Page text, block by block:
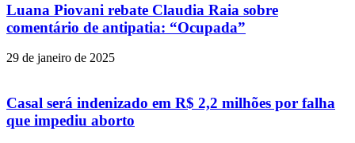
Luana Piovani rebate Claudia Raia sobre
comentário de antipatia: “Ocupada”
29 de janeiro de 2025
Casal será indenizado em R$ 2,2 milhões por falha
que impediu aborto